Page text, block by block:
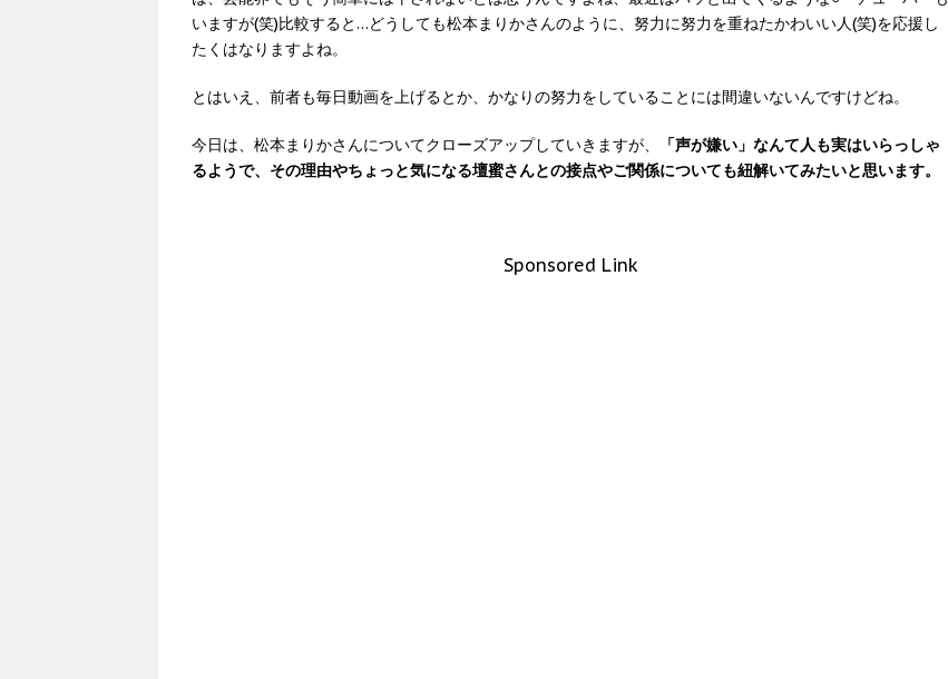
いますが(笑)比較すると…どうしても松本まりかさんのように、努力に努力を重ねたかわいい人(笑)を応援し
たくはなりますよね。
とはいえ、前者も毎日動画を上げるとか、かなりの努力をしていることには間違いないんですけどね。
今日は、松本まりかさんについてクローズアップしていきますが、
「声が嫌い」なんて人も実はいらっしゃ
るようで、その理由やちょっと気になる壇蜜さんとの接点やご関係についても紐解いてみたいと思います。
Sponsored Link